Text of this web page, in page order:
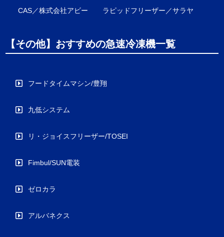
CAS／株式会社アビー ラピッドフリーザー／サラヤ
【その他】おすすめの急速冷凍機一覧
フードタイムマシン/豊翔
九低システム
リ・ジョイスフリーザー/TOSEI
Fimbul/SUN電装
ゼロカラ
アルバネクス